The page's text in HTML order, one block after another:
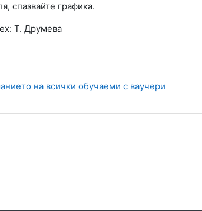
спазвайте графика.
Т. Друмева
на всички обучаеми с ваучери